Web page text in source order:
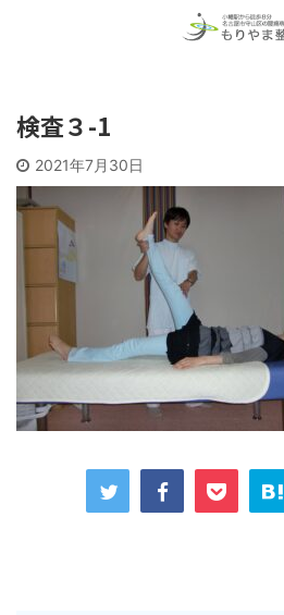
検査３-1
2021年7月30日